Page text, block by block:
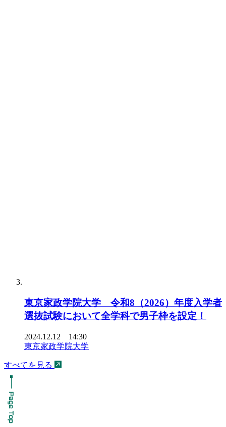
東京家政学院大学 令和8（2026）年度入学者
選抜試験において全学科で男子枠を設定！
2024.12.12 14:30
東京家政学院大学
すべてを見る